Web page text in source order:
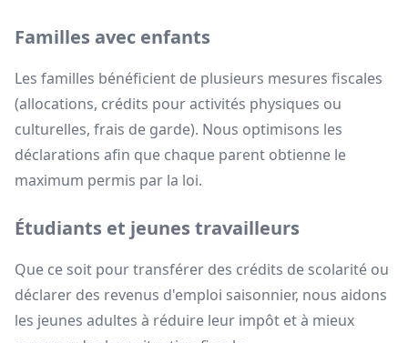
Familles avec enfants
Les familles bénéficient de plusieurs mesures fiscales
(allocations, crédits pour activités physiques ou
culturelles, frais de garde). Nous optimisons les
déclarations afin que chaque parent obtienne le
maximum permis par la loi.
Étudiants et jeunes travailleurs
Que ce soit pour transférer des crédits de scolarité ou
déclarer des revenus d'emploi saisonnier, nous aidons
les jeunes adultes à réduire leur impôt et à mieux